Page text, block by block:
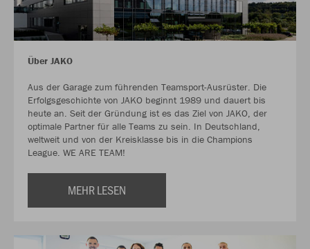
Über JAKO
Aus der Garage zum führenden Teamsport-Ausrüster. Die
Erfolgsgeschichte von JAKO beginnt 1989 und dauert bis
heute an. Seit der Gründung ist es das Ziel von JAKO, der
optimale Partner für alle Teams zu sein. In Deutschland,
weltweit und von der Kreisklasse bis in die Champions
League. WE ARE TEAM!
MEHR LESEN